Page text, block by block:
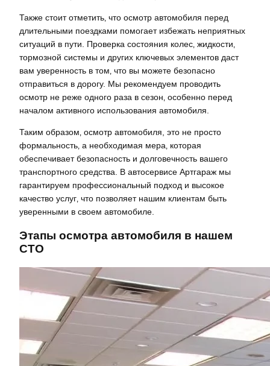
Также стоит отметить‚ что осмотр автомобиля перед
длительными поездками помогает избежать неприятных
ситуаций в пути. Проверка состояния колес‚ жидкости‚
тормозной системы и других ключевых элементов даст
вам уверенность в том‚ что вы можете безопасно
отправиться в дорогу. Мы рекомендуем проводить
осмотр не реже одного раза в сезон‚ особенно перед
началом активного использования автомобиля.
Таким образом‚ осмотр автомобиля, это не просто
формальность‚ а необходимая мера‚ которая
обеспечивает безопасность и долговечность вашего
транспортного средства. В автосервисе Артгараж мы
гарантируем профессиональный подход и высокое
качество услуг‚ что позволяет нашим клиентам быть
уверенными в своем автомобиле.
Этапы осмотра автомобиля в нашем
СТО